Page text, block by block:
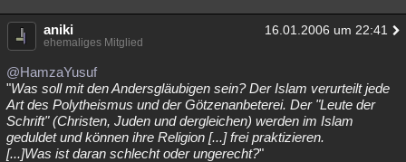
aniki 16.01.2006 um 22:41
ehemaliges Mitglied
@HamzaYusuf
"Was soll mit den Andersgläubigen sein? Der Islam verurteilt jede
Art des Polytheismus und der Götzenanbeterei. Der "Leute der
Schrift" (Christen, Juden und dergleichen) werden im Islam
geduldet und können ihre Religion [...] frei praktizieren.
[...]Was ist daran schlecht oder ungerecht?"